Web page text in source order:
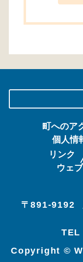
町へのア
個人情
リンク
ウェ
〒891-9192
TEL
Copyright ©